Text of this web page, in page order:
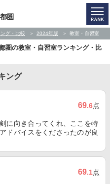
圏
グ・比較 2024年版 教室・自習室
圏の教室・自習室ランキング・比
ング
69.6点
に向き合ってくれ、ここを特
ドバイスをくださったのが良
69.1点